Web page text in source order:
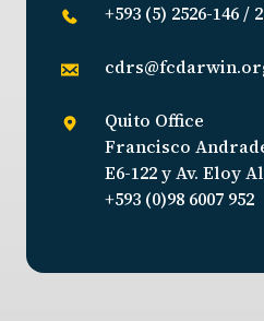
+593 (5) 2526-146 /
Quito Office
Francisco
E6-122 y Av. Eloy
+593 (0)98 6007 952